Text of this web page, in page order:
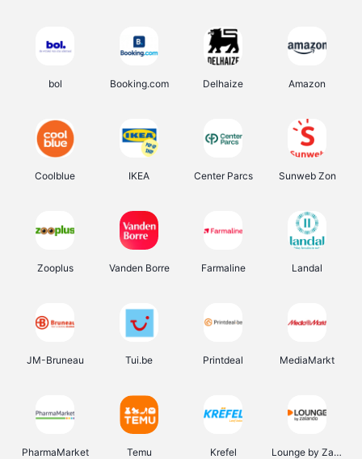
bol Booking.com Delhaize Amazon
Coolblue IKEA Center Parcs Sunweb Zon
Zooplus Vanden Borre Farmaline Landal
JM-Bruneau Tui.be Printdeal MediaMarkt
PharmaMarket Temu Krefel Lounge by Zalando